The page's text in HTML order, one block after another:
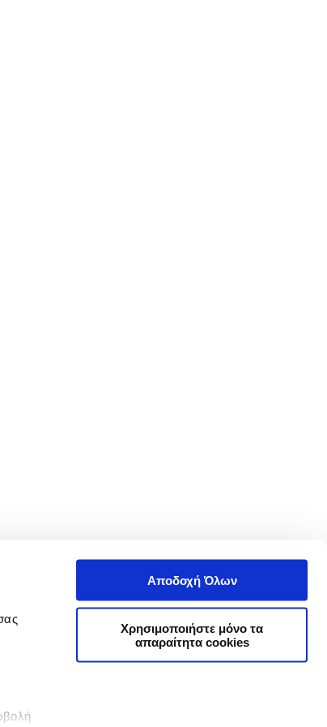
Αποδοχή Όλων
Χρησιμοποιήστε μόνο τα
απαραίτητα cookies